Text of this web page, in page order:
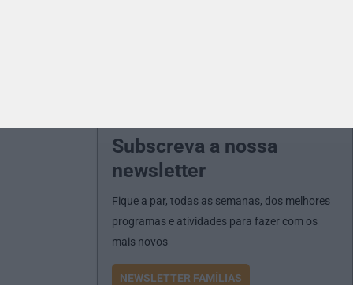
Subscreva a nossa
newsletter
Fique a par, todas as semanas, dos melhores
programas e atividades para fazer com os
mais novos
NEWSLETTER FAMÍLIAS